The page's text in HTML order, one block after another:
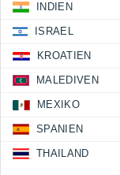
INDIEN
ISRAEL
KROATIEN
MALEDIVEN
MEXIKO
SPANIEN
THAILAND